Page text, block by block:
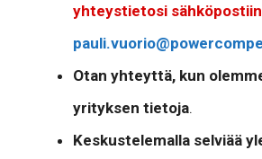
yhteystietosi sähköpostiin
Otan yhteyttä, kun
yrityksen tietoja.
Keskustelemalla selviää